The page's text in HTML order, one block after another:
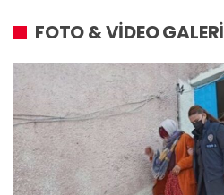
FOTO & VİDEO GALERİ